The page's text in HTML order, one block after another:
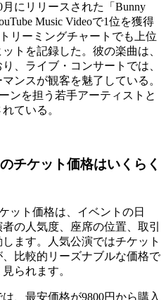
にリリースされた「Bunny
Music Videoで1位を獲得
リーミングチャートでも上位
トを記録した。彼の楽曲は、
、ライブ・コンサートでは、
ンスが観客を魅了している。
ンを担う若手アーティストと
ている。
チケット価格はいくらく
ット価格は、イベントの日
の人気度、座席の位置、取引
ます。人気公演ではチケット
比較的リーズナブルな価格で
られます。
、最安価格が9800円から購入